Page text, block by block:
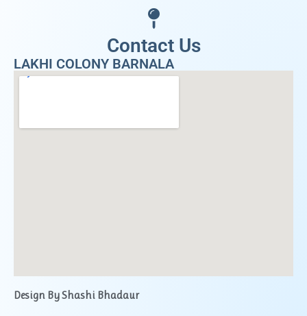
Contact Us
LAKHI COLONY BARNALA
Design By Shashi Bhadaur